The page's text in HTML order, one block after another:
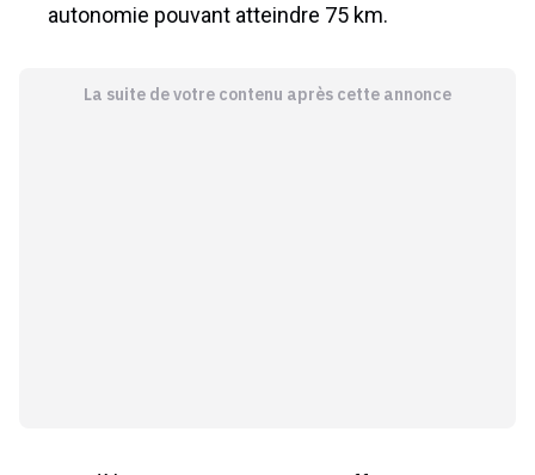
autonomie pouvant atteindre 75 km.
La suite de votre contenu après cette annonce